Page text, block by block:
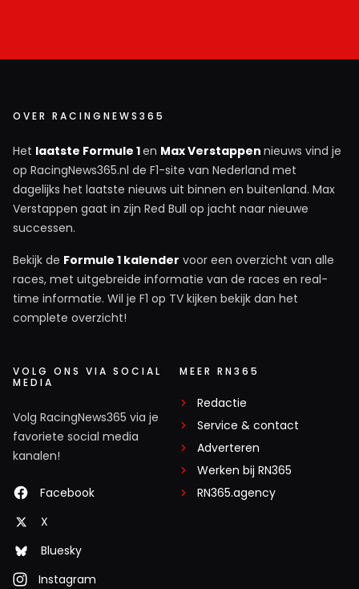
OVER RACINGNEWS365
Het laatste Formule 1en Max Verstappen nieuws vind je
op RacingNews365.nl de F1-site van Nederland met
dagelijks het laatste nieuws uit binnen en buitenland. Max
Verstappen gaat in zijn Red Bull op jacht naar nieuwe
successen.
Bekijk de Formule 1 kalender voor een overzicht van alle
races, met uitgebreide informatie van de races en real-
time informatie. Wil je F1 op TV kijken bekijk dan het
complete overzicht!
VOLG ONS VIA SOCIAL
MEDIA
Volg RacingNews365 via je
favoriete social media
kanalen!
Facebook
X
Bluesky
Instagram
MEER RN365
Redactie
Service & contact
Adverteren
Werken bij RN365
RN365.agency